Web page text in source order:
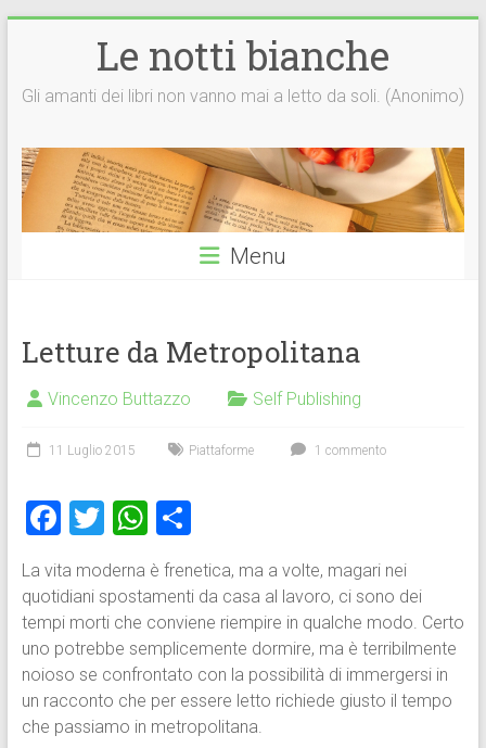
Le notti bianche
Gli amanti dei libri non vanno mai a letto da soli. (Anonimo)
Menu
Letture da Metropolitana
Vincenzo Buttazzo Self Publishing
11 Luglio 2015 Piattaforme 1 commento
F
ce
b
o
ok
T
wi
tt
er
W
h
at
s
A
p
p
C
o
n
di
vi
di
La vita moderna è frenetica, ma a volte, magari nei
quotidiani spostamenti da casa al lavoro, ci sono dei
tempi morti che conviene riempire in qualche modo. Certo
uno potrebbe semplicemente dormire, ma è terribilmente
noioso se confrontato con la possibilità di immergersi in
un racconto che per essere letto richiede giusto il tempo
che passiamo in metropolitana.